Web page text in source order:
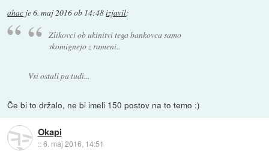
ahac je6. maj 2016 ob 14:48izjavil:
Zlikovci ob ukinitvi tega bankovca samo
skomignejo z rameni..
Vsi ostali pa tudi...
Če bi to držalo, ne bi imeli 150 postov na to temo :)
Okapi
::6. maj 2016, 14:51